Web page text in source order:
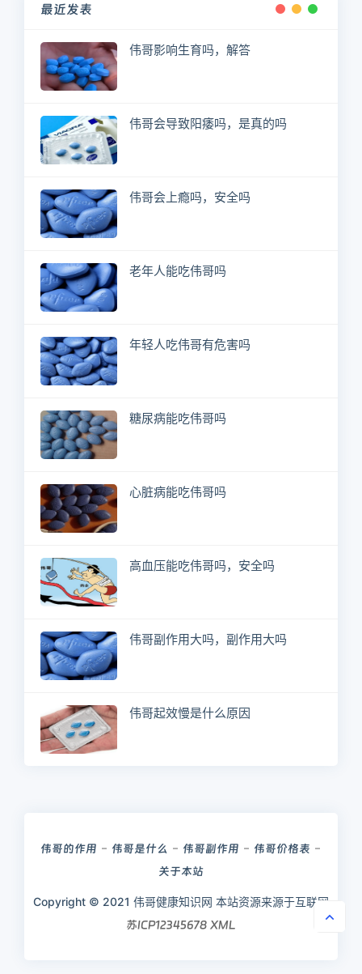
最近发表
伟哥影响生育吗，解答
伟哥会导致阳痿吗，是真的吗
伟哥会上瘾吗，安全吗
老年人能吃伟哥吗
年轻人吃伟哥有危害吗
糖尿病能吃伟哥吗
心脏病能吃伟哥吗
高血压能吃伟哥吗，安全吗
伟哥副作用大吗，副作用大吗
伟哥起效慢是什么原因
伟哥的作用 伟哥是什么 伟哥副作用
伟哥价格表
关于本站
Copyright © 2021 伟哥健康知识网 本站资源来源于互联网
苏ICP12345678 XML